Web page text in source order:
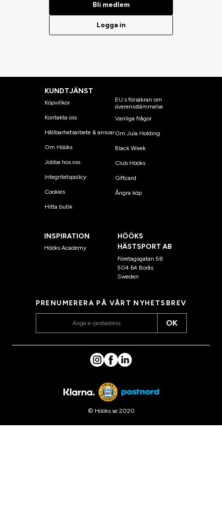
Bli medlem
Logga in
KUNDTJÄNST
Köpvillkor
Kontakta oss
Hållbarhetsarbete & ansvar
Om Hööks
Jobba hos oss
Integritetspolicy
Cookies
Hitta butik
EU:s försäkran om
överensstämmelse
Vanliga frågor
Om Jula Holding
Black Week
Club Hööks
Giftcard
Ångra köp
INSPIRATION
Hööks Academy
HÖÖKS
HÄSTSPORT AB
Företagsgatan 58
504 64 Borås
Sweden
PRENUMERERA PÅ VÅRT NYHETSBREV
OK
© Hööks.se 2020